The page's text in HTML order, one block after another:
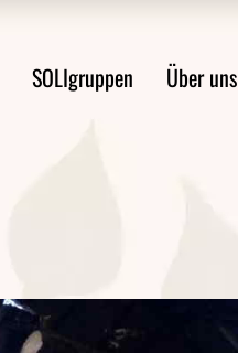
SOLIgruppen Über uns
WsA-Material